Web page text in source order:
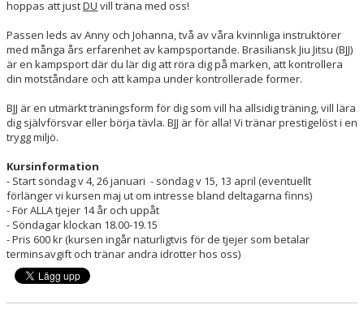
hoppas att justDU vill träna med oss!
Passen leds av Anny och Johanna, två av våra kvinnliga instruktörer
med många års erfarenhet av kampsportande. Brasiliansk Jiu Jitsu (BJJ)
är en kampsport där du lär dig att röra dig på marken, att kontrollera
din motståndare och att kampa under kontrollerade former.
BJJ är en utmärkt träningsform för dig som vill ha allsidig träning, vill lära
dig självförsvar eller börja tävla. BJJ är för alla! Vi tränar prestigelöst i en
trygg miljö.
Kursinformation
- Start söndag v 4, 26 januari - söndag v 15, 13 april (eventuellt
förlänger vi kursen maj ut om intresse bland deltagarna finns)
- För ALLA tjejer 14 år och uppåt
- Söndagar klockan 18.00-19.15
- Pris 600 kr (kursen ingår naturligtvis för de tjejer som betalar
terminsavgift och tränar andra idrotter hos oss)